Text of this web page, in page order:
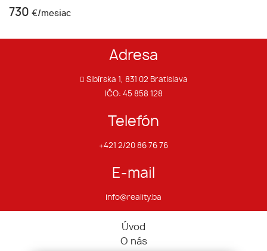
730 €/mesiac
Adresa
Sibírska 1, 831 02 Bratislava
IČO: 45 858 128
Telefón
+421 2/20 86 76 76
E-mail
info@reality.ba
Úvod
O nás